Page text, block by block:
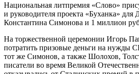
Национальная литпремия «Слово»
и руководителя проекта «Буханка» для
Константина Симонова и 1 миллион
На торжественной церемонии Игорь
потратить призовые деньги на нужды
тот же Симонов, а также Шолохов,
писатели во время Великой